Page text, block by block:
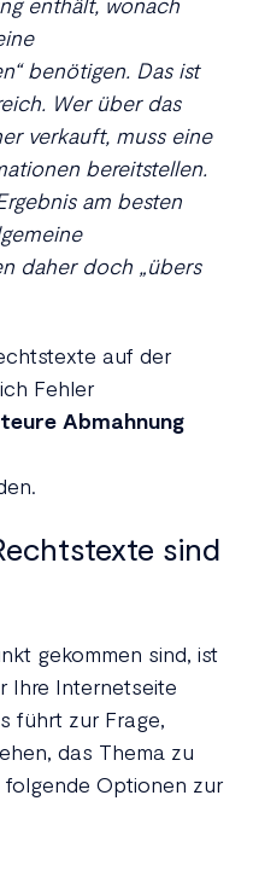
benötigen. Das ist
Wer über das
verkauft, muss eine
bereitstellen.
am besten
daher doch „übers
auf der
Fehler
teure Abmahnung
sind
gekommen sind, ist
Ihre Internetseite
führt zur Frage,
das Thema zu
Optionen zur